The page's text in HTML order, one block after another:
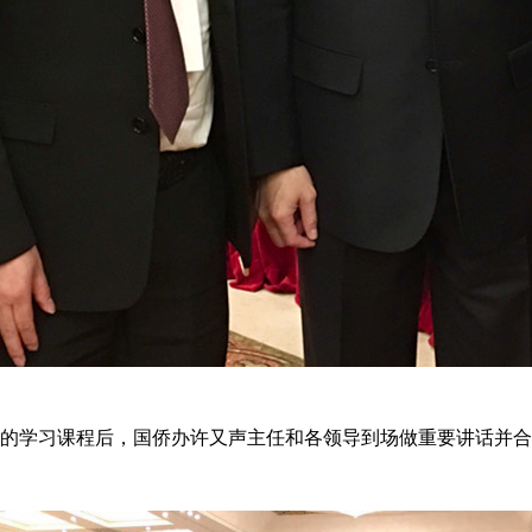
学习课程后，国侨办许又声主任和各领导到场做重要讲话并